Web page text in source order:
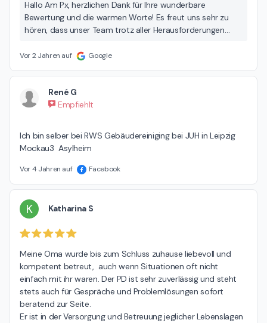
Hallo Am Px, herzlichen Dank für Ihre wunderbare
Bewertung und die warmen Worte! Es freut uns sehr zu
hören, dass unser Team trotz aller Herausforderungen
Anerkennung für die Geduld und das Verständnis unserer
Menschen mit Herz und Engagement in unserem Team zu
haben und freuen uns, dass dies auch bei Ihnen spürbar
ist. Vielen Dank für Ihr Vertrauen und Ihre Empfehlung! Ihre
Vor 2 Jahren auf Google
René G
Empfiehlt
Ich bin selber bei RWS Gebäudereiniging bei JUH in Leipzig
Mockau3  Asylheim
Vor 4 Jahren auf Facebook
K Katharina S
Meine Oma wurde bis zum Schluss zuhause liebevoll und
kompetent betreut,  auch wenn Situationen oft nicht
einfach mit ihr waren. Der PD ist sehr zuverlässig und steht
stets auch für Gespräche und Problemlösungen sofort
beratend zur Seite.
Er ist in der Versorgung und Betreuung jeglicher Lebenslagen